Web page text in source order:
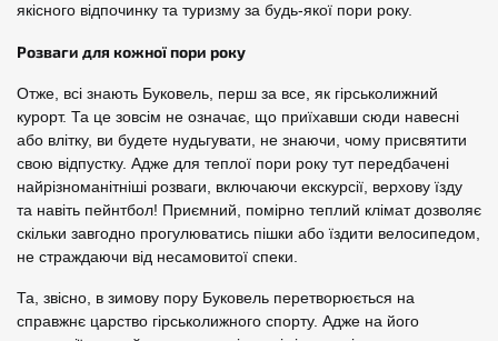
якісного відпочинку та туризму за будь-якої пори року.
Розваги для кожної пори року
Отже, всі знають Буковель, перш за все, як гірськолижний
курорт. Та це зовсім не означає, що приїхавши сюди навесні
або влітку, ви будете нудьгувати, не знаючи, чому присвятити
свою відпустку. Адже для теплої пори року тут передбачені
найрізноманітніші розваги, включаючи екскурсії, верхову їзду
та навіть пейнтбол! Приємний, помірно теплий клімат дозволяє
скільки завгодно прогулюватись пішки або їздити велосипедом,
не страждаючи від несамовитої спеки.
Та, звісно, в зимову пору Буковель перетворюється на
справжнє царство гірськолижного спорту. Адже на його